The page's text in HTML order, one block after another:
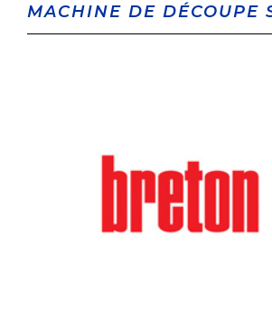
MACHINE DE DÉCOUPE